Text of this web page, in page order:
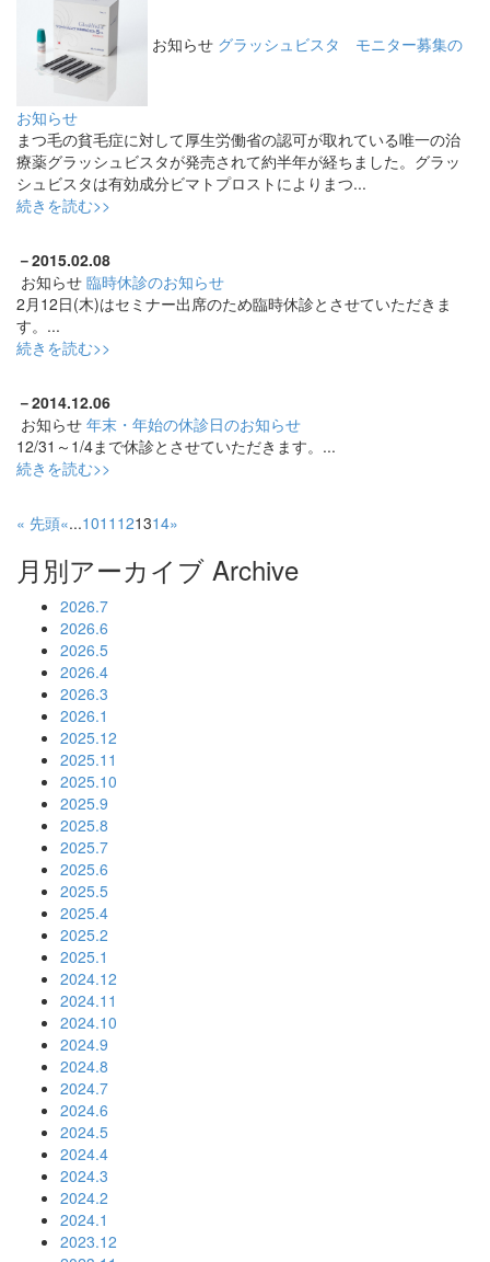
お知らせ グラッシュビスタ モニター募集の
お知らせ
まつ毛の貧毛症に対して厚生労働省の認可が取れている唯一の治
療薬グラッシュビスタが発売されて約半年が経ちました。グラッ
シュビスタは有効成分ビマトプロストによりまつ...
続きを読む>>
－2015.02.08
お知らせ 臨時休診のお知らせ
2月12日(木)はセミナー出席のため臨時休診とさせていただきま
す。...
続きを読む>>
－2014.12.06
お知らせ 年末・年始の休診日のお知らせ
12/31～1/4まで休診とさせていただきます。...
続きを読む>>
« 先頭«...1011 121314»
月別アーカイブ Archive
2026.7
2026.6
2026.5
2026.4
2026.3
2026.1
2025.12
2025.11
2025.10
2025.9
2025.8
2025.7
2025.6
2025.5
2025.4
2025.2
2025.1
2024.12
2024.11
2024.10
2024.9
2024.8
2024.7
2024.6
2024.5
2024.4
2024.3
2024.2
2024.1
2023.12